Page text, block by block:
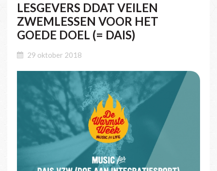
LESGEVERS DDAT VEILEN
ZWEMLESSEN VOOR HET
GOEDE DOEL (= DAIS)
29 oktober 2018